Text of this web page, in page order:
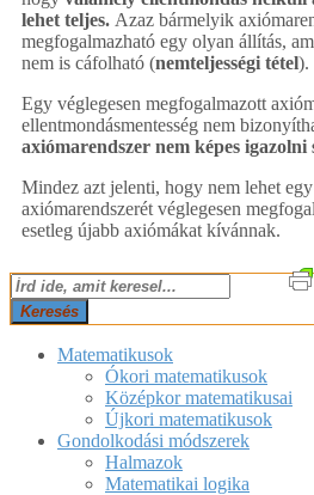
lehet teljes. Azaz bármelyik
megfogalmazható egy olyan állítás,
nem is cáfolható (nemteljességi tétel).
Egy véglegesen megfogalmazott
ellentmondásmentesség nem
axiómarendszer nem képes
Mindez azt jelenti, hogy nem lehet
axiómarendszerét véglegesen
esetleg újabb axiómákat kívánnak.
2018-
02-
25
Keresés
Matematikusok
Ókori matematikusok
Középkor matematikusai
Újkori matematikusok
Gondolkodási módszerek
Halmazok
Matematikai logika